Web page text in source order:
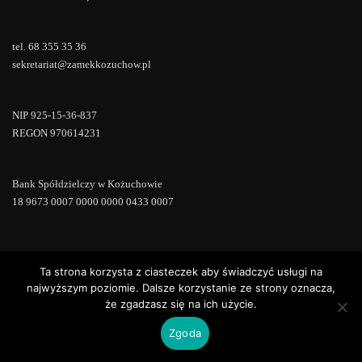
tel. 68 355 35 36
sekretariat@zamekkozuchow.pl
NIP 925-15-36-837
REGON 970614231
Bank Spółdzielczy w Kożuchowie
18 9673 0007 0000 0000 0433 0007
Copyright © 2022 | Powered by WordPress ConsultStreet theme by ThemeArile
Ta strona korzysta z ciasteczek aby świadczyć usługi na
najwyższym poziomie. Dalsze korzystanie ze strony oznacza,
że zgadzasz się na ich użycie.
Zgoda